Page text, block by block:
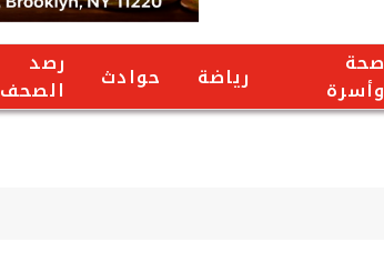
صحة
وأسرة
رياضة حوادث
رصد
الصحف